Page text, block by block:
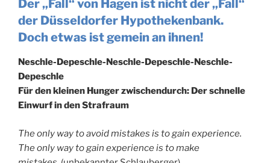
Der „Fall“ von Hagen ist nicht der „Fall“
der Düsseldorfer Hypothekenbank.
Doch etwas ist gemein an ihnen!
Neschle-Depeschle-Neschle-Depeschle-Neschle-
Depeschle
Für den kleinen Hunger zwischendurch: Der schnelle
Einwurf in den Strafraum
The only way to avoid mistakes is to gain experience.
The only way to gain experience is to make